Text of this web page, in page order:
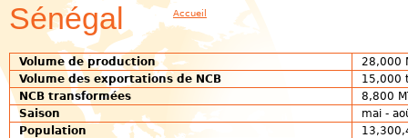
Sénégal
Volume de production
28,000
Volume des exportations de NCB
15,000
NCB transformées
8,800
Saison
mai -
Population
Vous êtes ici
Accueil